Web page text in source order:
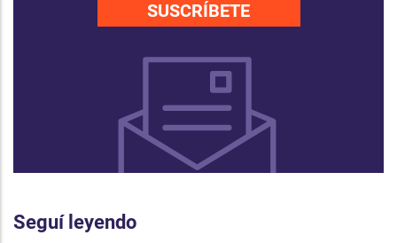
SUSCRÍBETE
Seguí leyendo